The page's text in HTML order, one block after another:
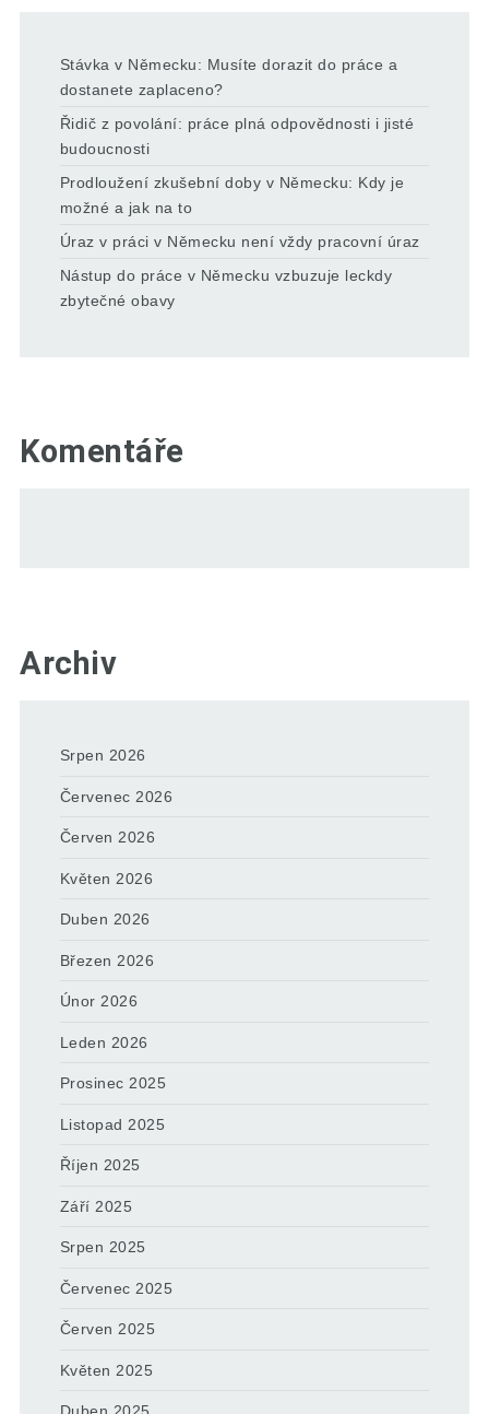
Stávka v Německu: Musíte dorazit do práce a
dostanete zaplaceno?
Řidič z povolání: práce plná odpovědnosti i jisté
budoucnosti
Prodloužení zkušební doby v Německu: Kdy je
možné a jak na to
Úraz v práci v Německu není vždy pracovní úraz
Nástup do práce v Německu vzbuzuje leckdy
zbytečné obavy
Komentáře
Archiv
Srpen 2026
Červenec 2026
Červen 2026
Květen 2026
Duben 2026
Březen 2026
Únor 2026
Leden 2026
Prosinec 2025
Listopad 2025
Říjen 2025
Září 2025
Srpen 2025
Červenec 2025
Červen 2025
Květen 2025